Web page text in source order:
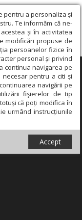
pentru a personaliza și
Te informăm că ne-
și în activitatea
modificări propuse de
persoanelor fizice în
personal și privind
continua navigarea pe
necesar pentru a citi și
navigării pe
fişierelor de tip
că poți modifica în
urmând instrucțiunile
Accept
×